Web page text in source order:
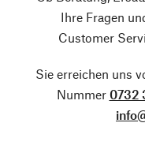
Ihre Fragen
Customer
Sie erreichen uns
Nummer 0732